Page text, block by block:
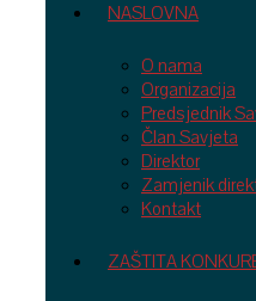
NASLOVNA
O nama
Organizacija
Predsjednik
Član Savjeta
Direktor
Zamjenik
Kontakt
ZAŠTITA